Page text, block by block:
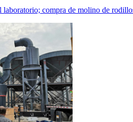
compra de molino de